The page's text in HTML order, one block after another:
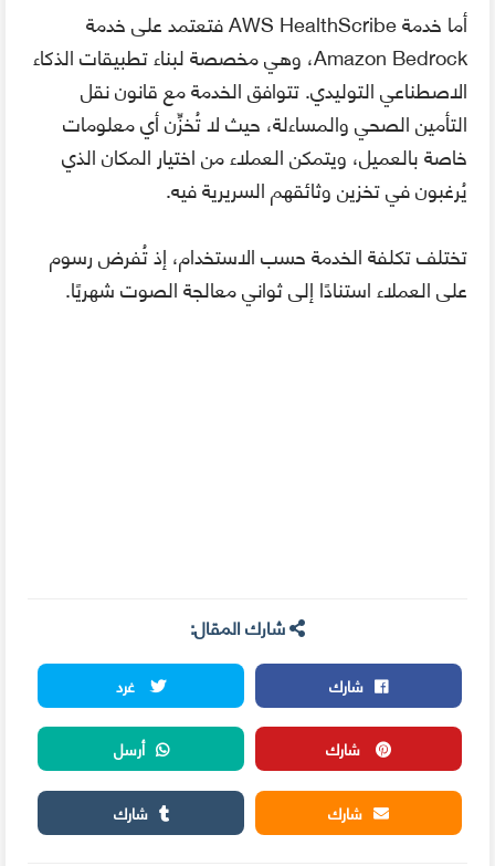
أما خدمة AWS HealthScribe فتعتمد على خدمة
Amazon Bedrock، وهي مخصصة لبناء تطبيقات الذكاء
الاصطناعي التوليدي. تتوافق الخدمة مع قانون نقل
التأمين الصحي والمساءلة، حيث لا تُخزِّن أي معلومات
خاصة بالعميل، ويتمكن العملاء من اختيار المكان الذي
يُرغبون في تخزين وثائقهم السريرية فيه.
تختلف تكلفة الخدمة حسب الاستخدام، إذ تُفرض رسوم
على العملاء استنادًا إلى ثواني معالجة الصوت شهريًا.
شارك المقال:
شارك
غرد
شارك
أرسل
شارك
شارك